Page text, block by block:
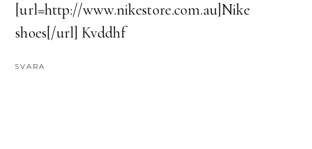
[url=http://www.nikestore.com.au]Nike
shoes[/url] Kvddhf
SVARA